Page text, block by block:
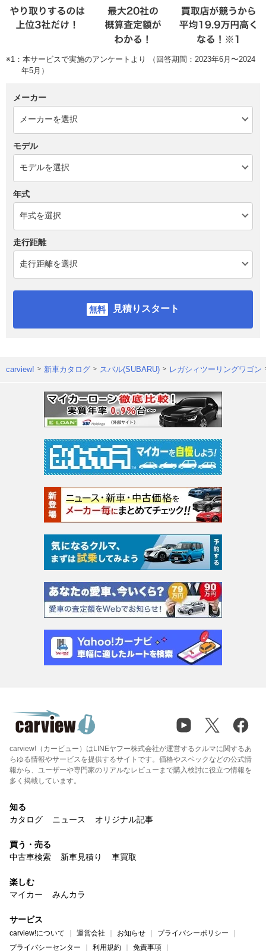
※1：本サービスで実施のアンケートより （回答期間：2023年6月〜2024
年5月）
メーカー
モデル
年式
走行距離
見積りスタート
carview! 新車カタログ スバル(SUBARU) レガシィツーリングワゴン
carview!（カービュー）はLINEヤフー株式会社が運営するクルマに関するあ
らゆる情報やサービスを提供するサイトです。価格やスペックなどの公式情
報から、ユーザーや専門家のリアルなレビューまで購入検討に役立つ情報を
多く掲載しています。
知る
カタログ
ニュース オリジナル記事
買う・売る
中古車検索
新車見積り 車買取
楽しむ
マイカー
みんカラ
サービス
carview!について 運営会社 お知らせ
プライバシーポリシー
プライバシーセンター
利用規約 免責事項